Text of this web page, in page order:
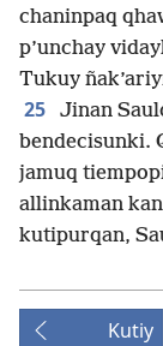
chaninpaq
p’unchay
Tukuy
25
Jinan
bendecisunki.
jamuq
allinkaman
kutipurqan,
Kutiy